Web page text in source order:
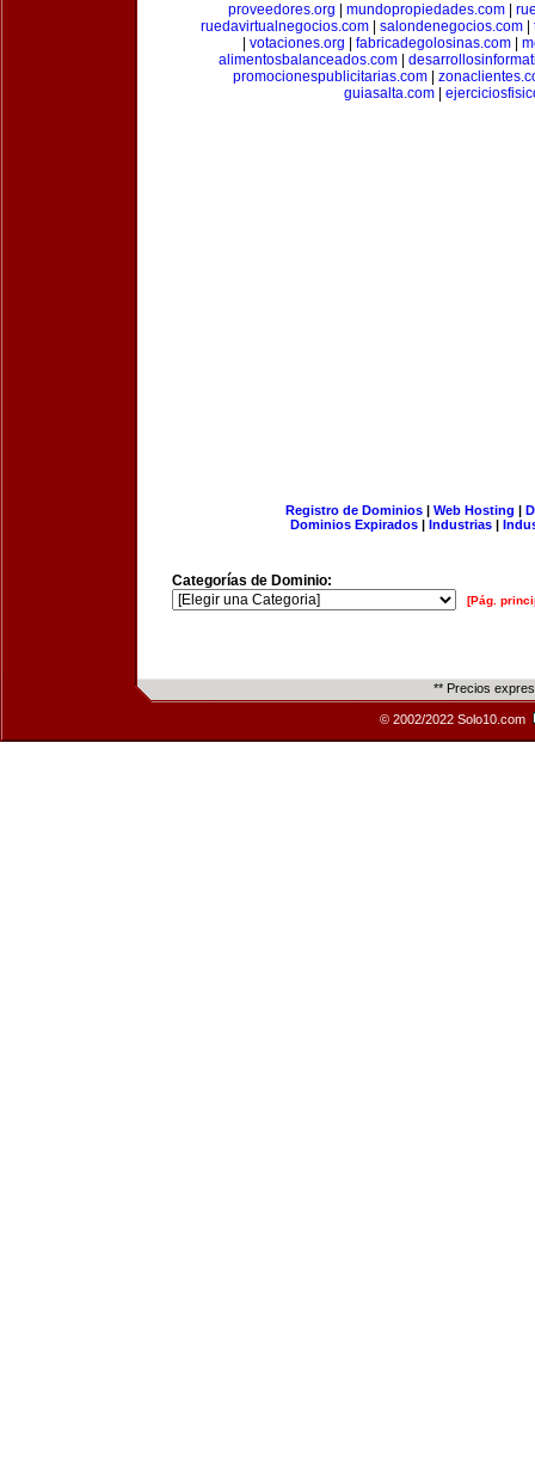
proveedores.org
mundopropiedades.com|
ruedavirtualnegocios.com| salondenegocios.com|
votaciones.org fabricadegolosinas.com
alimentosbalanceados.com
promocionespublicitarias.com|
guiasalta.com|
Registro de Dominios| Web Hosting |
Dominios Expirados | Industrias |
Categorías de Dominio:
[Pág.
** Precios
© 2002/2022 Solo10.com